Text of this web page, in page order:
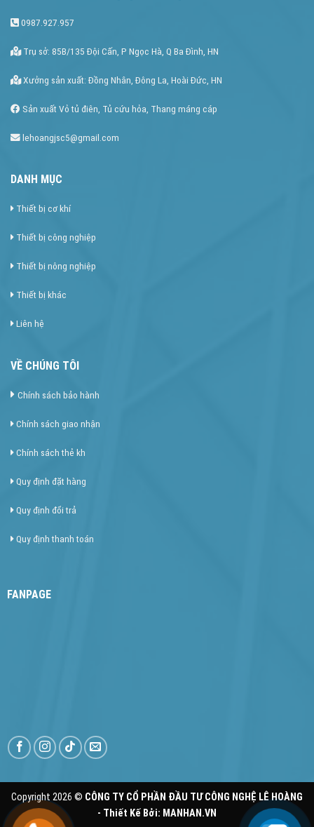
0987.927.957
Trụ sở: 85B/135 Đội Cấn, P Ngọc Hà, Q Ba Đình, HN
Xưởng sản xuất: Đồng Nhân, Đông La, Hoài Đức, HN
Sản xuất Vỏ tủ điên, Tủ cứu hỏa, Thang máng cáp
lehoangjsc5@gmail.com
DANH MỤC
Thiết bị cơ khí
Thiết bị công nghiệp
Thiết bị nông nghiệp
Thiết bị khác
Liên hệ
VỀ CHÚNG TÔI
Chính sách bảo hành
Chính sách giao nhận
Chính sách thẻ kh
Quy định đặt hàng
Quy định đổi trả
Quy định thanh toán
FANPAGE
Copyright 2026 © CÔNG TY CỔ PHẦN ĐẦU TƯ CÔNG NGHỆ LÊ HOÀNG
- Thiết Kế Bởi: MANHAN.VN